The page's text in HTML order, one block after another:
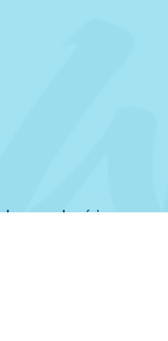
com horários